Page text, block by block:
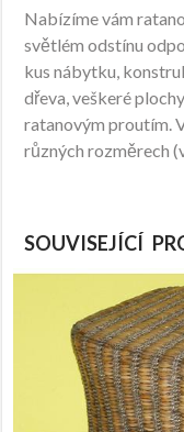
Nabízíme vám
světlém odstínu
kus nábytku,
dřeva, veškeré
ratanovým proutím.
různých rozměrech
SOUVISEJÍCÍ